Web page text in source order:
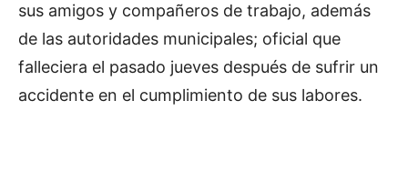
sus amigos y compañeros de trabajo, además
de las autoridades municipales; oficial que
falleciera el pasado jueves después de sufrir un
accidente en el cumplimiento de sus labores.